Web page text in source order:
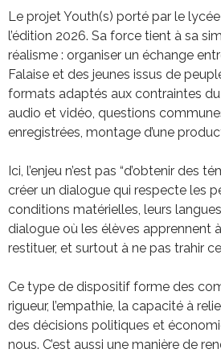
Le projet Youth(s) porté par le
l’édition 2026. Sa force tient à sa
réalisme : organiser un échange
Falaise et des jeunes issus de
formats adaptés aux contraintes
audio et vidéo, questions
enregistrées, montage d’une
Ici, l’enjeu n’est pas “d’obtenir des
créer un dialogue qui respecte les
conditions matérielles, leurs
dialogue où les élèves apprennent
restituer, et surtout à ne pas trahir
Ce type de dispositif forme des
rigueur, l’empathie, la capacité à
des décisions politiques et
nous. C’est aussi une manière de